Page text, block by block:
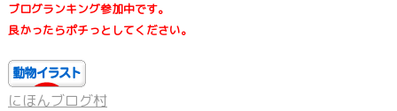
ブログランキング参加中です。
良かったらポチっとしてください。
にほんブログ村